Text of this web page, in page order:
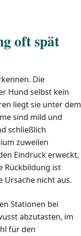
oft spät
Die
Hund selbst kein
liegt sie unter dem
sind mild und
schließlich
zuweilen
Eindruck erweckt,
Rückbildung ist
Ursache nicht aus.
Stationen bei
abzutasten, im
für den